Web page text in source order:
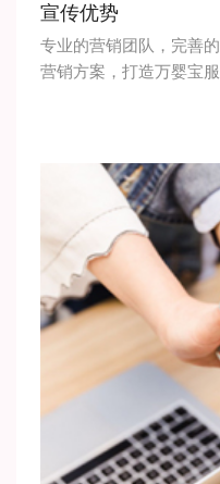
宣传优势
专业的营销团队，完善
营销方案，打造万婴宝